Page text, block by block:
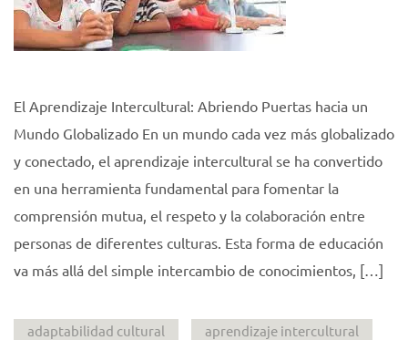
El Aprendizaje Intercultural: Abriendo Puertas hacia un
Mundo Globalizado En un mundo cada vez más globalizado
y conectado, el aprendizaje intercultural se ha convertido
en una herramienta fundamental para fomentar la
comprensión mutua, el respeto y la colaboración entre
personas de diferentes culturas. Esta forma de educación
va más allá del simple intercambio de conocimientos, […]
adaptabilidad cultural
aprendizaje intercultural